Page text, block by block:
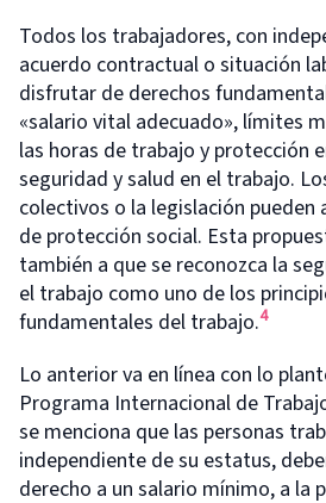
Todos los trabajadores, con
acuerdo contractual o situación
disfrutar de derechos
«salario vital adecuado», límites
las horas de trabajo y protección
seguridad y salud en el trabajo.
colectivos o la legislación pueden
de protección social. Esta
también a que se reconozca la
el trabajo como uno de los
fundamentales del trabajo.4
Lo anterior va en línea con lo
Programa Internacional de
se menciona que las personas
independiente de su estatus,
derecho a un salario mínimo, a la